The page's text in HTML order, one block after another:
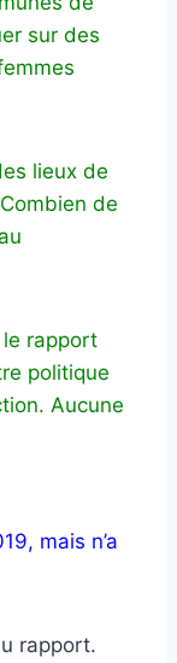
sur des
lieux de
de
le rapport
politique
Aucune
mais n’a
rapport.